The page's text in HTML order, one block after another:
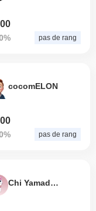
pas de rang
cocomELON
pas de rang
Chi Yamada Cat